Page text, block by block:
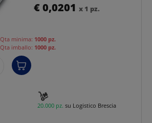
€ 0,0201 x 1 pz.
Qta minima: 1000 pz.
Qta imballo: 1000 pz.
20.000 pz. su Logistico Brescia